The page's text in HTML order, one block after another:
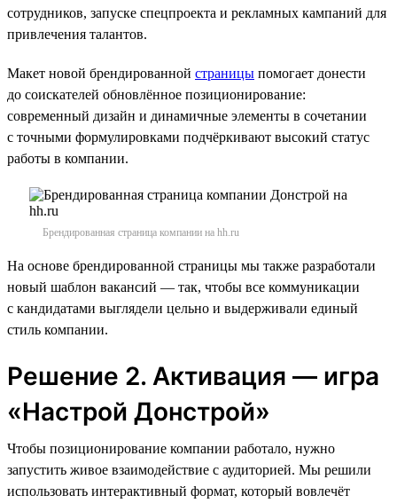
сотрудников, запуске спецпроекта и рекламных кампаний для
привлечения талантов.
Макет новой брендированной страницы помогает донести
до соискателей обновлённое позиционирование:
современный дизайн и динамичные элементы в сочетании
с точными формулировками подчёркивают высокий статус
работы в компании.
Брендированная страница компании на hh.ru
На основе брендированной страницы мы также разработали
новый шаблон вакансий — так, чтобы все коммуникации
с кандидатами выглядели цельно и выдерживали единый
стиль компании.
Решение 2. Активация — игра
«Настрой Донстрой»
Чтобы позиционирование компании работало, нужно
запустить живое взаимодействие с аудиторией. Мы решили
использовать интерактивный формат, который вовлечёт